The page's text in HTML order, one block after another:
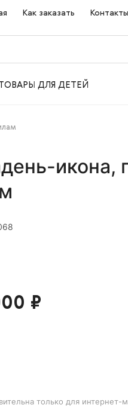
Как заказать Контакты
ДЛЯ ДЕТЕЙ
икона,
₽
только для интернет-